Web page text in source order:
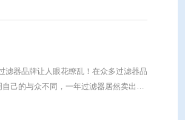
滤器品牌让人眼花缭乱！在众多过滤器品
己的与众不同，一年过滤器居然卖出了